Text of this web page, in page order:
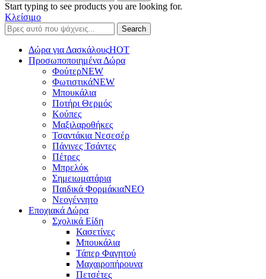
Start typing to see products you are looking for.
Κλείσιμο
Search
Δώρα για ΔασκάλουςHOT
Προσωποποιημένα Δώρα
ΦούτερNEW
ΦωτιστικάNEW
Μπουκάλια
Ποτήρι Θερμός
Κούπες
Μαξιλαροθήκες
Τσαντάκια Νεσεσέρ
Πάνινες Τσάντες
Πέτρες
Μπρελόκ
Σημειωματάρια
Παιδικά ΦορμάκιαNEO
Νεογέννητο
Εποχιακά Δώρα
Σχολικά Είδη
Κασετίνες
Μπουκάλια
Τάπερ Φαγητού
Μαχαιροπήρουνα
Πετσέτες